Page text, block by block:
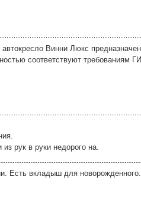
Винни Люкс
соответствуют требованиям
рук в руки недорого на.
Есть вкладыш для